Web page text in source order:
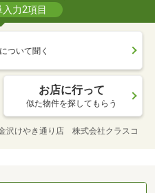
力2項目
について聞く
お店に行って
似た物件を探してもらう
沢けやき通り店 株式会社クラスコ